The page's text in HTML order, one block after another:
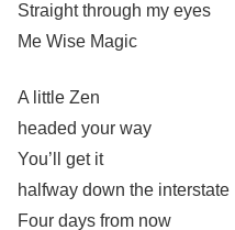
Straight through my eyes
Me Wise Magic
A little Zen
headed your way
You’ll get it
halfway down the interstate
Four days from now